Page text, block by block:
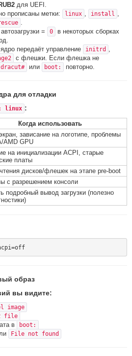
для UEFI.
прописаны метки: linux , install ,
.
=
0
в некоторых сборках
передаёт управление
initrd ,
с флешки. Если флешка не
dracut# или boot: повторно.
для отладки
linux :
Когда использовать
зависание на логотипе, проблемы
AMD GPU
на инициализации ACPI, старые
платы
дисков/флешек на этапе pre-boot
с разрешением консоли
подробный вывод загрузки (полезно
boot: linux nomodeset acpi=off
образ
вы видите:
image
file
в boot:
File not found